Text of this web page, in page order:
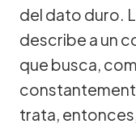
del dato duro.
describe a un
que busca,
trata,